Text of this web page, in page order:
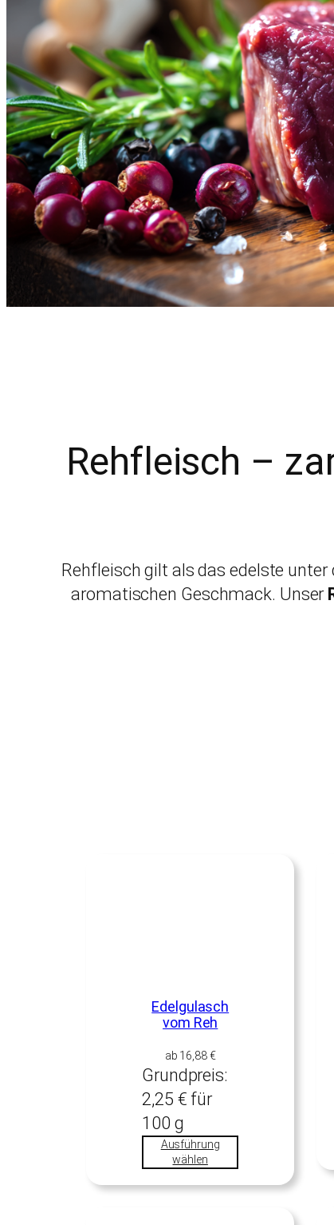
Rehfleisch –
Rehfleisch gilt als das edelste
aromatischen Geschmack. Unser
Edelgulasch
vom Reh
ab 16,88€
Grundpreis:
2,25 € für
100 g
Ausführung
wählen